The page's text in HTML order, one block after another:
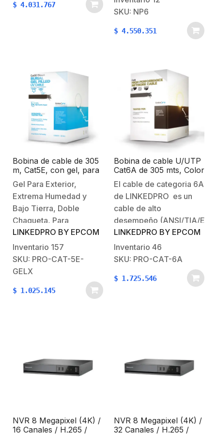
$ 4.031.767
rendimiento NP6-DP3FT
diseñada para funcionar
licenciadas como no
licenciadas, ofreciendo
una ganancia excelente.
SKU: NP6
$ 4.550.351
Bobina de cable de 305
m, Cat5E, con gel, para
intemperie, doble forro
extrema humedad, bajo
tierra, UL, color negro
para aplicaciones en
CCTV, y redes de alta
velocidad.
Gel Para Exterior,
Extrema Humedad y
Bajo Tierra, Doble
Chaqueta, Para
Sistemas CCTV y Redes.
El gel proporciona
excelente protección en
condiciones bajo
agua. Caracteristicas:
aplicaciones de alta
velocidad…
LINKEDPRO BY EPCOM
Inventario 157
SKU: PRO-CAT-5E-
GELX
$ 1.025.145
Bobina de cable U/UTP
Cat6A de 305 mts, Color
Azul, CM, soporta 10G-
BaseT para transmisión
de frecuencias de hasta
500MHz, UL
El cable de categoria 6A
de LINKEDPRO es un
cable de alto
desempeño (ANSI/TIA/EIA-
568-C.2 Cat 6A ) es un
estandar de cables para
Gigabit Ethernet y otros
protocolos de redes .
Alcanza frecuencias de
LINKEDPRO BY EPCOM
Inventario 46
SKU: PRO-CAT-6A
$ 1.725.546
NVR 8 Megapixel (4K) /
16 Canales / H.265 /
NVR 8 Megapixel (4K) /
32 Canales / H.265 /